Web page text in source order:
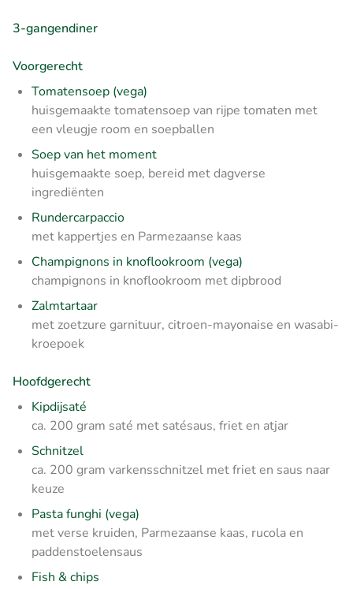
3-gangendiner
Voorgerecht
Tomatensoep (vega)
huisgemaakte tomatensoep van rijpe tomaten met
een vleugje room en soepballen
Soep van het moment
huisgemaakte soep, bereid met dagverse
ingrediënten
Rundercarpaccio
met kappertjes en Parmezaanse kaas
Champignons in knoflookroom (vega)
champignons in knoflookroom met dipbrood
Zalmtartaar
met zoetzure garnituur, citroen-mayonaise en wasabi-
kroepoek
Hoofdgerecht
Kipdijsaté
ca. 200 gram saté met satésaus, friet en atjar
Schnitzel
ca. 200 gram varkensschnitzel met friet en saus naar
keuze
Pasta funghi (vega)
met verse kruiden, Parmezaanse kaas, rucola en
paddenstoelensaus
Fish & chips